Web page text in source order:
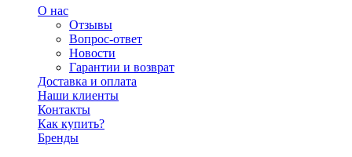
О нас
Отзывы
Вопрос-ответ
Новости
Гарантии и возврат
Доставка и оплата
Наши клиенты
Контакты
Как купить?
Бренды